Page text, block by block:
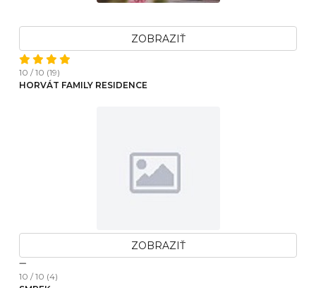
ZOBRAZIŤ
10 / 10 (19)
HORVÁT FAMILY RESIDENCE
ZOBRAZIŤ
10 / 10 (4)